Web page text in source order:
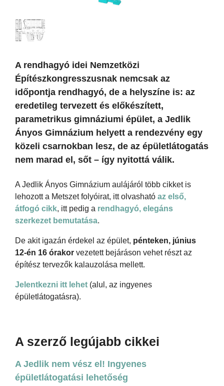
A rendhagyó idei Nemzetközi
Építészkongresszusnak nemcsak az
időpontja rendhagyó, de a helyszíne is: az
eredetileg tervezett és előkészített,
parametrikus gimnáziumi épület, a Jedlik
Ányos Gimnázium helyett a rendezvény egy
közeli csarnokban lesz, de az épületlátogatás
nem marad el, sőt – így nyitottá válik.
A Jedlik Ányos Gimnázium aulájáról több cikket is
lehozott a Metszet folyóirat, itt olvasható az első,
átfogó cikk, itt pedig a rendhagyó, elegáns
szerkezet bemutatása.
De akit igazán érdekel az épület, pénteken, június
12-én 16 órakor vezetett bejáráson vehet részt az
építész tervezők kalauzolása mellett.
Jelentkezni itt lehet (alul, az ingyenes
épületlátogatásra).
A szerző legújabb cikkei
A Jedlik nem vész el! Ingyenes
épületlátogatási lehetőség